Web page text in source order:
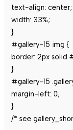
text-align: center;
width: 33%;
}
#gallery-15 img {
border: 2px solid
}
#gallery-15
margin-left: 0;
}
/* see